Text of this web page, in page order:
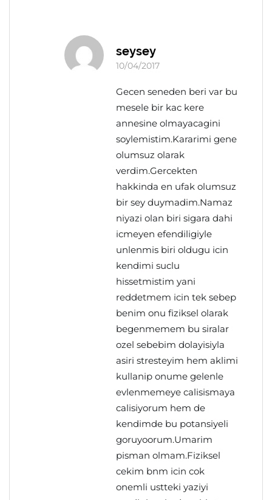
seysey
10/04/2017
Gecen seneden beri var bu
mesele bir kac kere
annesine olmayacagini
soylemistim.Kararimi gene
olumsuz olarak
verdim.Gercekten
hakkinda en ufak olumsuz
bir sey duymadim.Namaz
niyazi olan biri sigara dahi
icmeyen efendiligiyle
unlenmis biri oldugu icin
kendimi suclu
hissetmistim yani
reddetmem icin tek sebep
benim onu fiziksel olarak
begenmemem bu siralar
ozel sebebim dolayisiyla
asiri stresteyim hem aklimi
kullanip onume gelenle
evlenmemeye calisismaya
calisiyorum hem de
kendimde bu potansiyeli
goruyoorum.Umarim
pisman olmam.Fiziksel
cekim bnm icin cok
onemli ustteki yaziyi